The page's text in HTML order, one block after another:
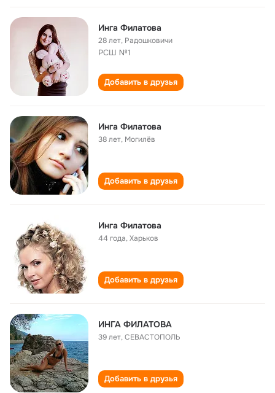
Инга Филатова
28 лет, Радошковичи
РСШ №1
Добавить в друзья
Инга Филатова
38 лет, Могилёв
Добавить в друзья
Инга Филатова
44 года,Харьков
Добавить в друзья
ИНГА ФИЛАТОВА
39 лет,СЕВАСТОПОЛЬ
Добавить в друзья